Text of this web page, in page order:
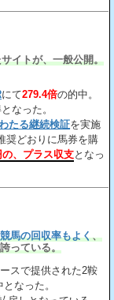
イトが、一般公開。
にて279.4倍の的中。
なった。
たる継続検証を実施
奨どおりに馬券を購
の、プラス収支となっ
馬の回収率もよく、
っている。
スで提供された2鞍
なった。